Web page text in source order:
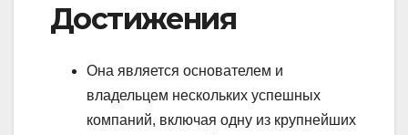
Достижения
Она является основателем и
владельцем нескольких успешных
компаний, включая одну из крупнейших